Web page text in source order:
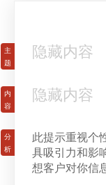
隐藏内容
隐藏内容
此提示重视个
具吸引力和影
想客户对你信